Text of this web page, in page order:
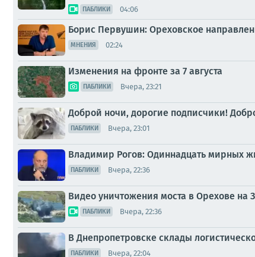
ПАБЛИКИ 04:06
Борис Первушин: Ореховское
МНЕНИЯ 02:24
Изменения на фронте за 7 августа
ПАБЛИКИ Вчера, 23:21
Доброй ночи, дорогие подписчики!
ПАБЛИКИ Вчера, 23:01
Владимир Рогов: Одиннадцать мирных
ПАБЛИКИ Вчера, 22:36
Видео уничтожения моста в Орехове на
ПАБЛИКИ Вчера, 22:36
В Днепропетровске склады
ПАБЛИКИ Вчера, 22:04